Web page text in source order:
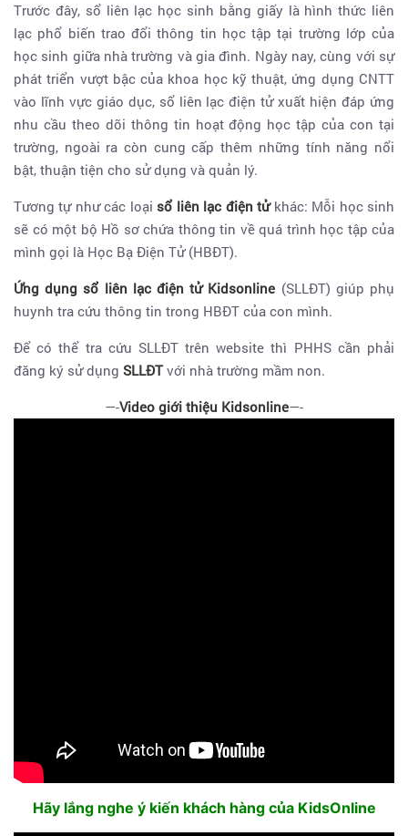
Trước đây, sổ liên lạc học sinh bằng giấy là hình thức liên
lạc phổ biến trao đổi thông tin học tập tại trường lớp của
học sinh giữa nhà trường và gia đình. Ngày nay, cùng với sự
phát triển vượt bậc của khoa học kỹ thuật, ứng dụng CNTT
vào lĩnh vực giáo dục, sổ liên lạc điện tử xuất hiện đáp ứng
nhu cầu theo dõi thông tin hoạt động học tập của con tại
trường, ngoài ra còn cung cấp thêm những tính năng nổi
bật, thuận tiện cho sử dụng và quản lý.
Tương tự như các loạisổ liên lạc điện tửkhác: Mỗi học sinh
sẽ có một bộ Hồ sơ chứa thông tin về quá trình học tập của
mình gọi là Học Bạ Điện Tử (HBĐT).
Ứng dụng sổ liên lạc điện tử Kidsonline (SLLĐT) giúp phụ
huynh tra cứu thông tin trong HBĐT của con mình.
Để có thể tra cứu SLLĐT trên website thì PHHS cần phải
đăng ký sử dụng SLLĐTvới nhà trường mầm non.
—-Video giới thiệu Kidsonline—-
Hãy lắng nghe ý kiến khách hàng của KidsOnline